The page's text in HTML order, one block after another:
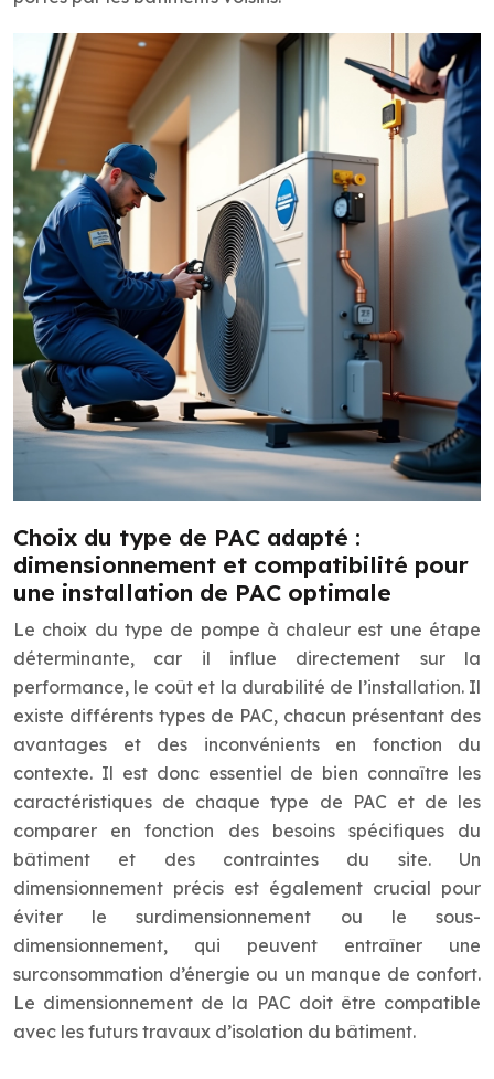
Choix du type de PAC adapté :
dimensionnement et compatibilité pour
une installation de PAC optimale
Le choix du type de pompe à chaleur est une étape
déterminante, car il influe directement sur la
performance, le coût et la durabilité de l’installation. Il
existe différents types de PAC, chacun présentant des
avantages et des inconvénients en fonction du
contexte. Il est donc essentiel de bien connaître les
caractéristiques de chaque type de PAC et de les
comparer en fonction des besoins spécifiques du
bâtiment et des contraintes du site. Un
dimensionnement précis est également crucial pour
éviter le surdimensionnement ou le sous-
dimensionnement, qui peuvent entraîner une
surconsommation d’énergie ou un manque de confort.
Le dimensionnement de la PAC doit être compatible
avec les futurs travaux d’isolation du bâtiment.